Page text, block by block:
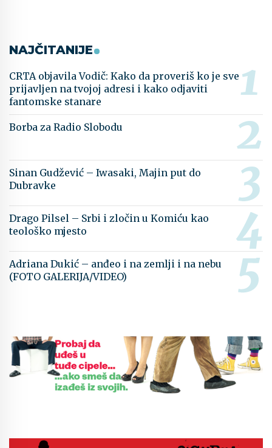
NAJČITANIJE
CRTA objavila Vodič: Kako da proveriš ko je sve
prijavljen na tvojoj adresi i kako odjaviti
fantomske stanare
Borba za Radio Slobodu
Sinan Gudžević – Iwasaki, Majin put do
Dubravke
Drago Pilsel – Srbi i zločin u Komiću kao
teološko mjesto
Adriana Dukić – anđeo i na zemlji i na nebu
(FOTO GALERIJA/VIDEO)